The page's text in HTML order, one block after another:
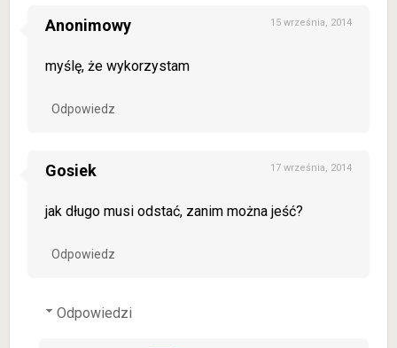
Anonimowy 15 września, 2014
myślę, że wykorzystam
Odpowiedz
Gosiek 17 września, 2014
jak długo musi odstać, zanim można jeść?
Odpowiedz
Odpowiedzi